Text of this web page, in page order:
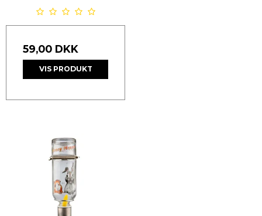
59,00 DKK
VIS PRODUKT